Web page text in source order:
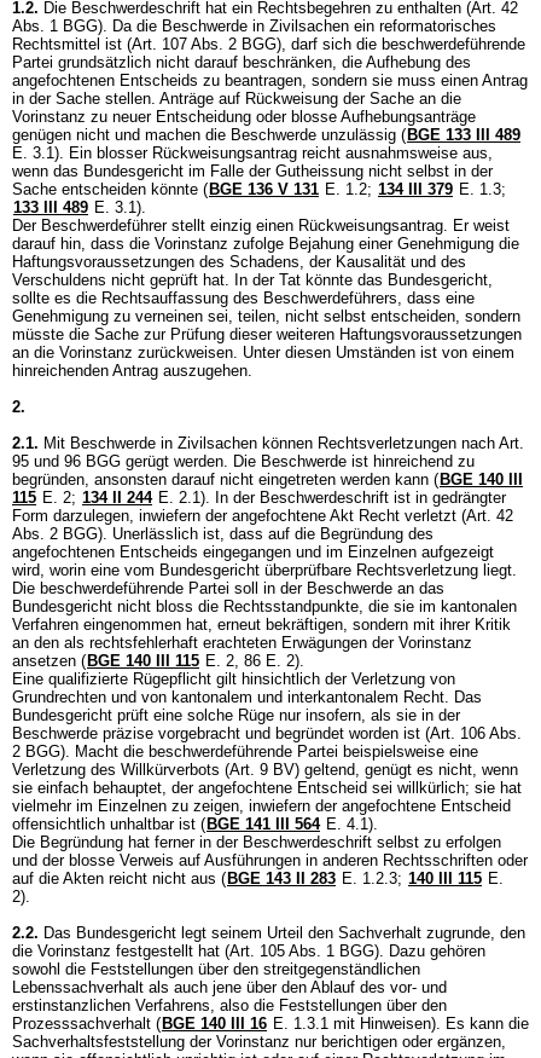
1.2. Die Beschwerdeschrift hat ein Rechtsbegehren zu enthalten (Art. 42
Abs. 1 BGG). Da die Beschwerde in Zivilsachen ein reformatorisches
Rechtsmittel ist (Art. 107 Abs. 2 BGG), darf sich die beschwerdeführende
Partei grundsätzlich nicht darauf beschränken, die Aufhebung des
angefochtenen Entscheids zu beantragen, sondern sie muss einen Antrag
in der Sache stellen. Anträge auf Rückweisung der Sache an die
Vorinstanz zu neuer Entscheidung oder blosse Aufhebungsanträge
genügen nicht und machen die Beschwerde unzulässig ( BGE 133 III 489
E. 3.1). Ein blosser Rückweisungsantrag reicht ausnahmsweise aus,
wenn das Bundesgericht im Falle der Gutheissung nicht selbst in der
Sache entscheiden könnte ( BGE 136 V 131 E. 1.2; 134 III 379 E. 1.3;
133 III 489 E. 3.1).
Der Beschwerdeführer stellt einzig einen Rückweisungsantrag. Er weist
darauf hin, dass die Vorinstanz zufolge Bejahung einer Genehmigung die
Haftungsvoraussetzungen des Schadens, der Kausalität und des
Verschuldens nicht geprüft hat. In der Tat könnte das Bundesgericht,
sollte es die Rechtsauffassung des Beschwerdeführers, dass eine
Genehmigung zu verneinen sei, teilen, nicht selbst entscheiden, sondern
müsste die Sache zur Prüfung dieser weiteren Haftungsvoraussetzungen
an die Vorinstanz zurückweisen. Unter diesen Umständen ist von einem
hinreichenden Antrag auszugehen.
2.
2.1. Mit Beschwerde in Zivilsachen können Rechtsverletzungen nach Art.
95 und 96 BGG gerügt werden. Die Beschwerde ist hinreichend zu
begründen, ansonsten darauf nicht eingetreten werden kann ( BGE 140 III
115 E. 2; 134 II 244 E. 2.1). In der Beschwerdeschrift ist in gedrängter
Form darzulegen, inwiefern der angefochtene Akt Recht verletzt (Art. 42
Abs. 2 BGG). Unerlässlich ist, dass auf die Begründung des
angefochtenen Entscheids eingegangen und im Einzelnen aufgezeigt
wird, worin eine vom Bundesgericht überprüfbare Rechtsverletzung liegt.
Die beschwerdeführende Partei soll in der Beschwerde an das
Bundesgericht nicht bloss die Rechtsstandpunkte, die sie im kantonalen
Verfahren eingenommen hat, erneut bekräftigen, sondern mit ihrer Kritik
an den als rechtsfehlerhaft erachteten Erwägungen der Vorinstanz
ansetzen ( BGE 140 III 115 E. 2, 86 E. 2).
Eine qualifizierte Rügepflicht gilt hinsichtlich der Verletzung von
Grundrechten und von kantonalem und interkantonalem Recht. Das
Bundesgericht prüft eine solche Rüge nur insofern, als sie in der
Beschwerde präzise vorgebracht und begründet worden ist (Art. 106 Abs.
2 BGG). Macht die beschwerdeführende Partei beispielsweise eine
Verletzung des Willkürverbots (Art. 9 BV) geltend, genügt es nicht, wenn
sie einfach behauptet, der angefochtene Entscheid sei willkürlich; sie hat
vielmehr im Einzelnen zu zeigen, inwiefern der angefochtene Entscheid
offensichtlich unhaltbar ist ( BGE 141 III 564 E. 4.1).
Die Begründung hat ferner in der Beschwerdeschrift selbst zu erfolgen
und der blosse Verweis auf Ausführungen in anderen Rechtsschriften oder
auf die Akten reicht nicht aus ( BGE 143 II 283 E. 1.2.3; 140 III 115 E.
2).
2.2. Das Bundesgericht legt seinem Urteil den Sachverhalt zugrunde, den
die Vorinstanz festgestellt hat (Art. 105 Abs. 1 BGG). Dazu gehören
sowohl die Feststellungen über den streitgegenständlichen
Lebenssachverhalt als auch jene über den Ablauf des vor- und
erstinstanzlichen Verfahrens, also die Feststellungen über den
Prozesssachverhalt ( BGE 140 III 16 E. 1.3.1 mit Hinweisen). Es kann die
Sachverhaltsfeststellung der Vorinstanz nur berichtigen oder ergänzen,